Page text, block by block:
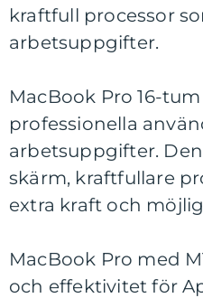
kraftfull processor
arbetsuppgifter.
MacBook Pro 16-
professionella
arbetsuppgifter.
skärm, kraftfullare
extra kraft och
MacBook Pro med
och effektivitet för